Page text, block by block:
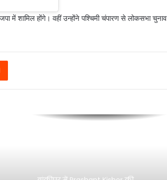
में शामिल होंगे। वहीं उन्होंने पश्चिमी चंपारण से लोकसभा चुनाव
Reddit
Gym का वीडियो देख CJP ने किया कमेंट
आड़े हाथ, बोलीं ‘बच्चियों के लिए बुरा
Kangana Ranaut पर CJP का पलटवार,